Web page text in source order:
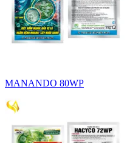
MANANDO 80WP